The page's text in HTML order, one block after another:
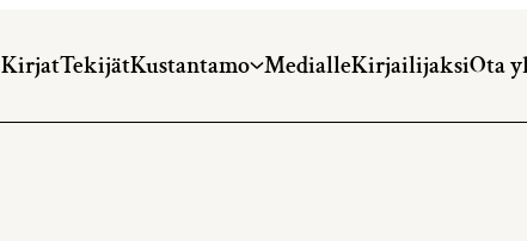
KirjatTekijätKustantamo MedialleKirjailijaksiOta